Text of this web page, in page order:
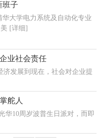
班子
华大学电力系统及自动化专业
[详细]
业社会责任
济发展到现在，社会对企业提
舵人
华10周岁波普生日派对，而即